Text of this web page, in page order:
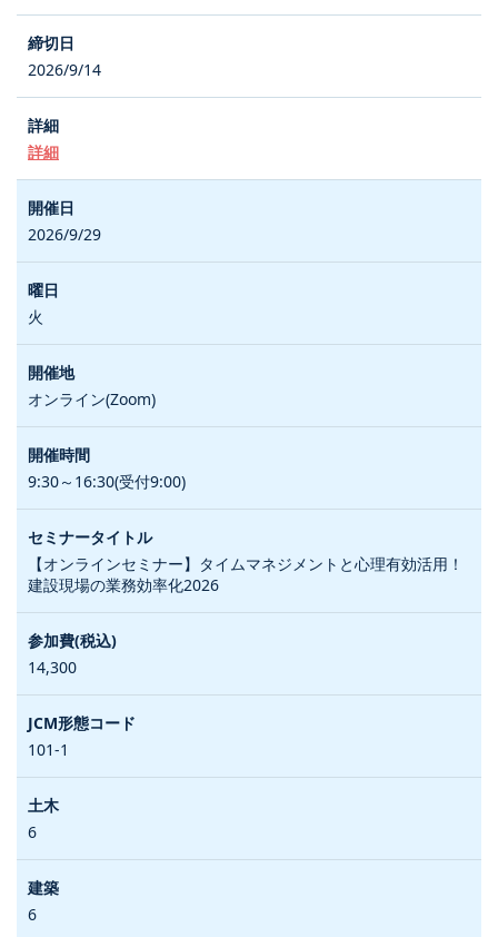
2026/9/14
詳細
2026/9/29
火
オンライン(Zoom)
9:30～16:30(受付9:00)
【オンラインセミナー】タイムマネジメントと心理有効活用！
建設現場の業務効率化2026
14,300
101-1
6
6